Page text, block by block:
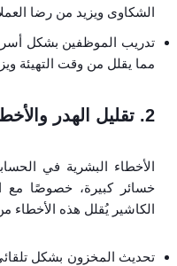
الشكاوى ويزيد من رضا
تدريب الموظفين بشكل أسرع
مما يقلل من وقت التهيئة
2. تقليل الهدر والأخطاء
الأخطاء البشرية في
خسائر كبيرة، خصوصًا مع
الكاشير يُقلل هذه الأخطاء
تحديث المخزون بشكل